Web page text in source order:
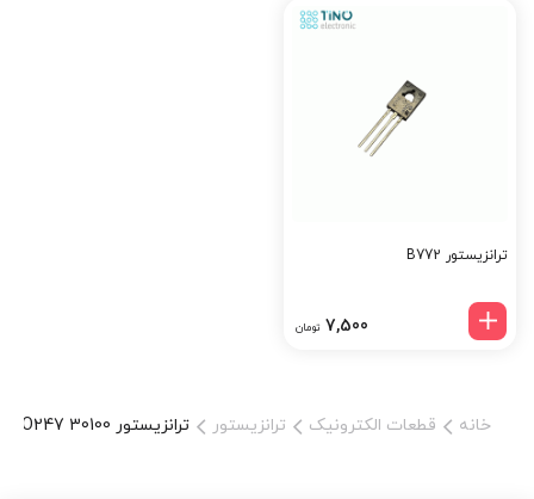
ضمانت کیفیت، اصالت کالا و ارسال فوری ارائه می‌شود. این قطعه
انتخابی عالی برای مهندسین، طراحان منابع تغذیه و تعمیرکاران حرفه‌ای
کنید و از پشتیبانی فنی رایگان بهره‌مند شوید. کلمات کلیدی سئو:
TO247، دیود قدرت، فروش قطعات الکترونیک، تینو الکترونیک
ترانزیستور B772
7,500 تومان
خانه قطعات الکترونیک ترانزیستور ترانزیستور TO247 30100